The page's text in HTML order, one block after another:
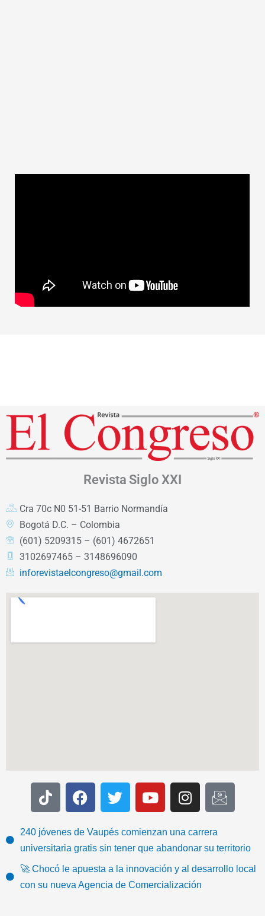
Revista Siglo XXI
Cra 70c N0 51-51 Barrio Normandía
Bogotá D.C. – Colombia
(601) 5209315 – (601) 4672651
3102697465 – 3148696090
inforevistaelcongreso@gmail.com
T
i
t
o
k
F
a
e
b
o
o
k
T
w
t
t
e
Y
o
t
u
b
I
n
t
a
g
a
I
c
-
e
240 jóvenes de Vaupés comienzan una carrera
universitaria gratis sin tener que abandonar su territorio
🚀 Chocó le apuesta a la innovación y al desarrollo local
con su nueva Agencia de Comercialización